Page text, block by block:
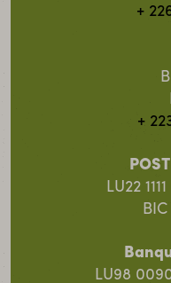
+
+
LU22
LU98